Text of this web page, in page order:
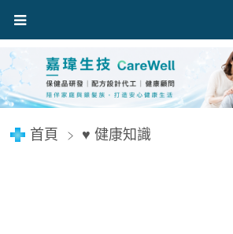
首頁 ♥ 健康知識